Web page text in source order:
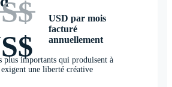
USD par mois
facturé
annuellement
plus importants qui produisent à
une liberté créative